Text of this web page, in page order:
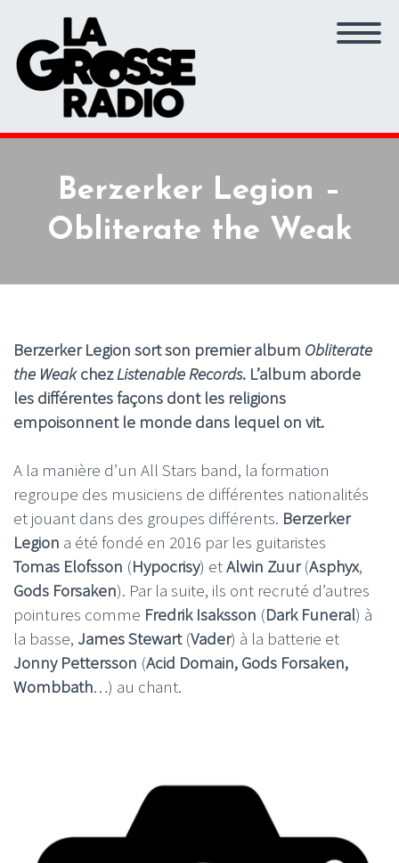
Berzerker Legion –
Obliterate the Weak
Berzerker Legion sort son premier album Obliterate
the WeakchezListenable Records. L’album aborde
les différentes façons dont les religions
empoisonnent le monde dans lequel on vit.
A la manière d’un All Stars band, la formation
regroupe des musiciens de différentes nationalités
et jouant dans des groupes différents. Berzerker
Legion a été fondé en 2016 par les guitaristes
Tomas Elofsson (Hypocrisy) etAlwin Zuur(Asphyx,
Gods Forsaken). Par la suite, ils ont recruté d’autres
pointures comme Fredrik Isaksson (Dark Funeral) à
la basse, James Stewart(Vader) à la batterie et
Jonny Pettersson (Acid Domain, Gods Forsaken,
Wombbath…) au chant.